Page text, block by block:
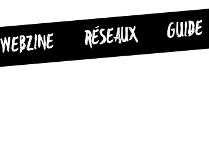
WEBZINE RÉSEAUX GUIDE